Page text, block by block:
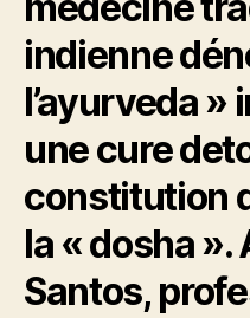
indienne
l’ayurveda »
une cure
constitution
la « dosha
Santos,